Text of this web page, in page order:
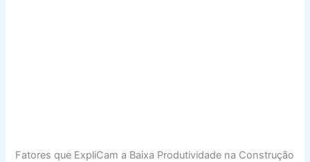
Fatores que ExpliCam a Baixa Produtividade na Construção